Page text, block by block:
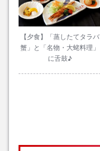
【夕食】「蒸したてタラバ
蟹」と「名物・大蛯料理」
に舌鼓♪